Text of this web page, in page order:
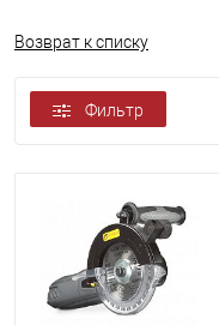
Возврат к списку
Фильтр